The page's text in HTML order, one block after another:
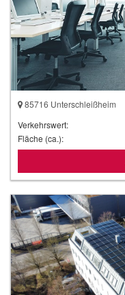
85716 Unterschleißheim
Verkehrswert:
Fläche (ca.):